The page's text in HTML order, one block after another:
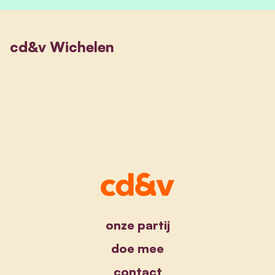
cd&v Wichelen
onze partij
doe mee
contact